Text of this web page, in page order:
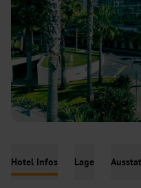
Hotel Infos Lage